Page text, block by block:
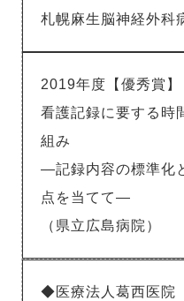
札幌麻生脳神経外科
2019年度【優秀賞】
看護記録に要する時
組み
―記録内容の標準化
点を当てて―
（県立広島病院）
◆医療法人葛西医院